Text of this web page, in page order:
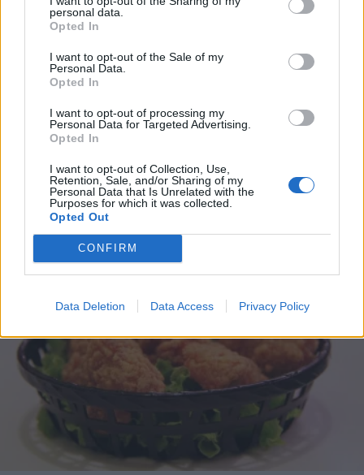
personal data.
Opted In
I want to opt-out of the Sale of my
Personal Data.
Opted In
I want to opt-out of processing my
Personal Data for Targeted Advertising.
Opted In
I want to opt-out of Collection, Use,
Retention, Sale, and/or Sharing of my
Personal Data that Is Unrelated with the
Purposes for which it was collected.
Opted Out
CONFIRM
Data Deletion Data Access Privacy Policy
VIRAL ΕΙΔΗΣΕΙΣ
24.06.2026 10:29
PARAPOLITIKA NEWSROOM
ίδιο λάδι για 66 χρόνια: Πώς το
συντηρούν (Βίντεο)
Αποδέχομαι τους
και την πολιτική απορρήτου
X